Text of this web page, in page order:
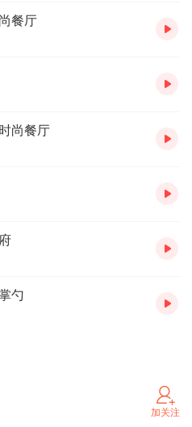
餐厅
尚餐厅
勺
加关注